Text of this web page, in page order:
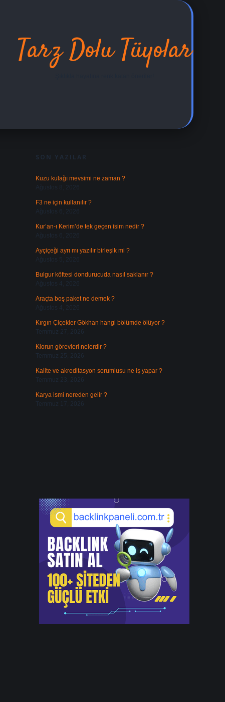
Tarz Dolu Tüyolar
SON YAZILAR
Kuzu kulağı mevsimi ne zaman ?
Ağustos 8, 2026
F3 ne için kullanılır ?
Ağustos 6, 2026
Kur’an-ı Kerim’de tek geçen isim nedir ?
Ağustos 6, 2026
Ayçiçeği ayrı mı yazılır birleşik mi ?
Ağustos 5, 2026
Bulgur köftesi dondurucuda nasıl saklanır ?
Ağustos 4, 2026
Araçta boş paket ne demek ?
Ağustos 4, 2026
Kırgın Çiçekler Gökhan hangi bölümde ölüyor ?
Temmuz 27, 2026
Klorun görevleri nelerdir ?
Temmuz 25, 2026
Kalite ve akreditasyon sorumlusu ne iş yapar ?
Temmuz 23, 2026
Karya ismi nereden gelir ?
Temmuz 17, 2026